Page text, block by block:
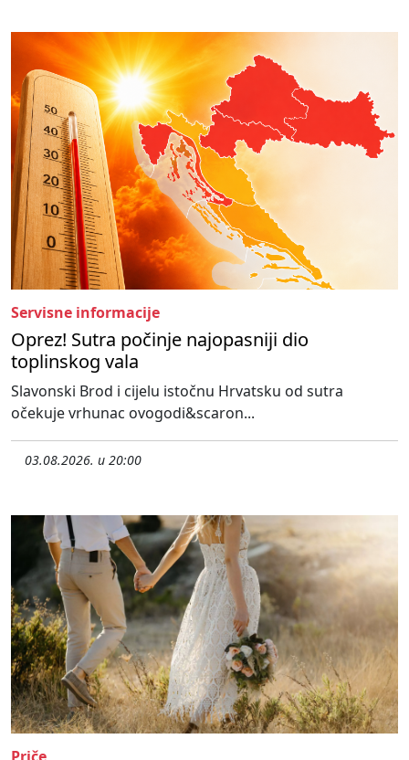
Servisne informacije
Oprez! Sutra počinje najopasniji dio
toplinskog vala
Slavonski Brod i cijelu istočnu Hrvatsku od sutra
očekuje vrhunac ovogodi&scaron...
03.08.2026. u 20:00